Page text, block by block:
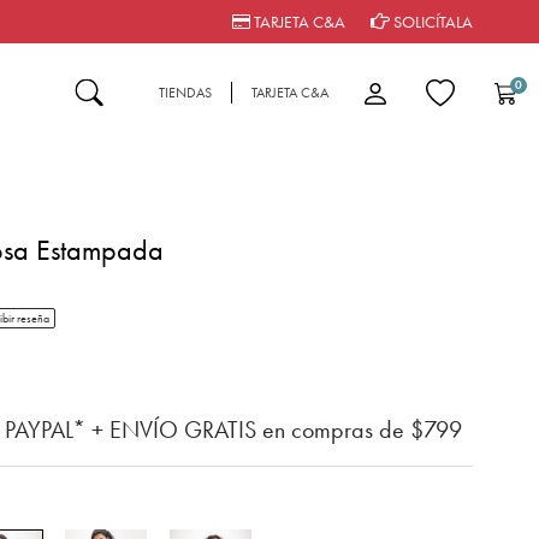
TARJETA C&A SOLICÍTALA
TIENDAS TARJETA C&A 0
Estampada
del cliente
rating
reseña
+ ENVÍO GRATIS en compras de $799